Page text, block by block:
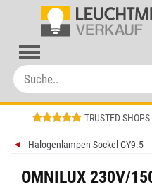
TRUSTED SHOPS
Halogenlampen Sockel GY9.5
OMNILUX 230V/